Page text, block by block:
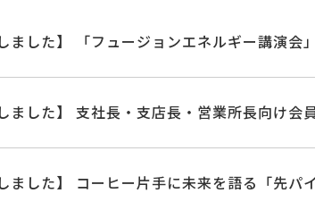
ました】 「フュージョンエネルギー講演会
ました】 支社長・支店長・営業所長向け会
ました】 コーヒー片手に未来を語る「先パ